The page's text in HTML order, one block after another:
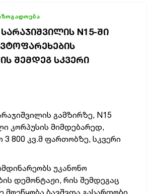
N15-ᲨᲘ
ᲨᲔᲛᲓᲔᲒ ᲡᲙᲕᲔᲠᲘ
გამზირზე, N15
კორპუსის მიმდებარედ,
800 კვ.მ ფართობზე, სკვერი
უკანონო
დემონტაჟი, რის შემდეგაც
მოეწყობა ბავშვთა გასართობი